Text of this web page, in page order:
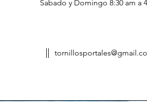
Sabado y Domingo 8:30 am a